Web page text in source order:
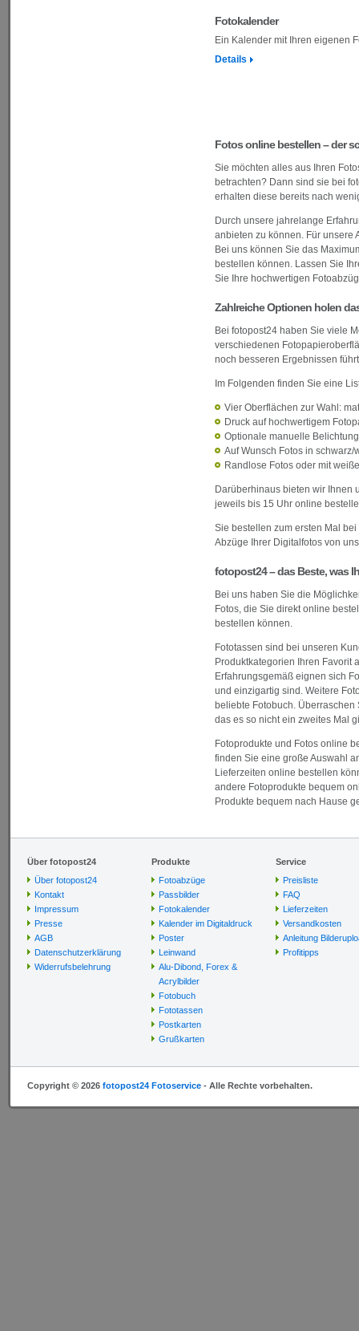
Fotokalender
Ein Kalender mit Ihren eigenen
Details
Fotos online bestellen – der
Sie möchten alles aus Ihren
betrachten? Dann sind sie bei
erhalten diese bereits nach
Durch unsere jahrelange
anbieten zu können. Für unsere
Bei uns können Sie das
bestellen können. Lassen Sie
Sie Ihre hochwertigen
Zahlreiche Optionen holen
Bei fotopost24 haben Sie viele
verschiedenen
noch besseren Ergebnissen
Im Folgenden finden Sie eine
Vier Oberflächen zur Wahl:
Druck auf hochwertigem
Optionale manuelle
Auf Wunsch Fotos in schwarz/
Randlose Fotos oder mit
Darüberhinaus bieten wir Ihnen
jeweils bis 15 Uhr online
Sie bestellen zum ersten Mal
Abzüge Ihrer Digitalfotos von
fotopost24 – das Beste, was
Bei uns haben Sie die
Fotos, die Sie direkt online
bestellen können.
Fototassen sind bei unseren
Produktkategorien Ihren Favorit
Erfahrungsgemäß eignen sich
und einzigartig sind. Weitere
beliebte Fotobuch.
das es so nicht ein zweites Mal
Fotoprodukte und Fotos online
finden Sie eine große Auswahl
Lieferzeiten online bestellen
andere Fotoprodukte bequem
Produkte bequem nach Hause
Über fotopost24
Über fotopost24
Kontakt
Impressum
Presse
AGB
Datenschutzerklärung
Widerrufsbelehrung
Produkte
Fotoabzüge
Passbilder
Fotokalender
Kalender im Digitaldruck
Poster
Leinwand
Alu-Dibond, Forex &
Acrylbilder
Fotobuch
Fototassen
Postkarten
Grußkarten
Service
Preisliste
FAQ
Lieferzeiten
Versandkosten
Anleitung
Profitipps
Copyright © 2026 fotopost24 Fotoservice - Alle Rechte vorbehalten.